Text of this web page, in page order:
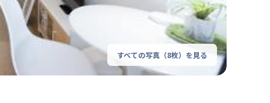
すべての写真（8枚）を見る